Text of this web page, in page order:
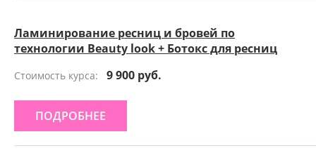
Ламинирование ресниц и бровей по
технологии Beauty look + Ботокс для ресниц
Стоимость курса: 9 900 руб.
ПОДРОБНЕЕ